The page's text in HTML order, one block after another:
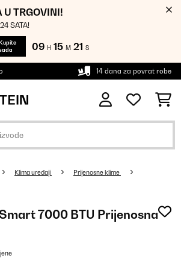
U TRGOVINI!
SATA!
09 H 15 M 20 S
14 dana za povrat robe
Klima uređaji Prijenosne klime
7000 BTU Prijenosna